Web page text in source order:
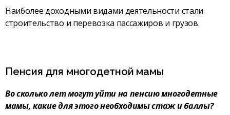
Наиболее доходными видами деятельности стали
строительство и перевозка пассажиров и грузов.
Пенсия для многодетной мамы
Во сколько лет могут уйти на пенсию многодетные
мамы, какие для этого необходимы стаж и баллы?